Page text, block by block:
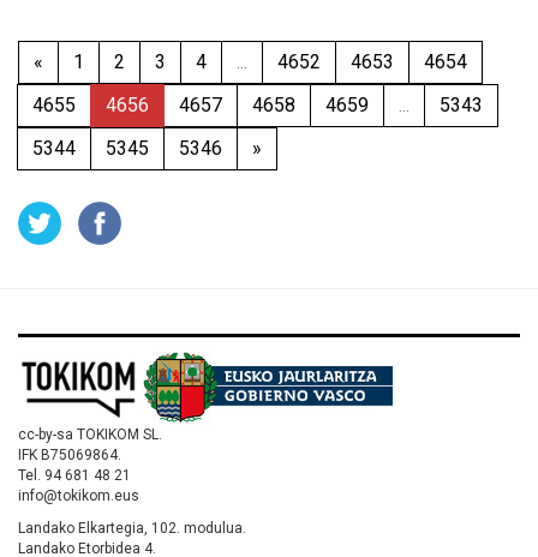
« 1 2 3 4 ... 4652 4653
4654
4655
4656 4657 4658 4659 ...
5343
5344
5345 5346 »
cc-by-sa TOKIKOM SL.
IFK B75069864.
Tel. 94 681 48 21
info@tokikom.eus
Landako Elkartegia, 102. modulua.
Landako Etorbidea 4.